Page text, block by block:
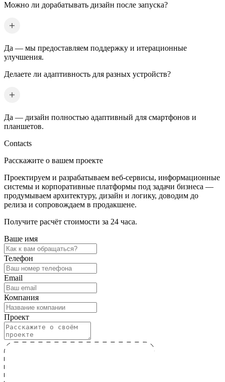
Можно ли дорабатывать дизайн после запуска?
Да — мы предоставляем поддержку и итерационные
улучшения.
Делаете ли адаптивность для разных устройств?
Да — дизайн полностью адаптивный для смартфонов и
планшетов.
Contacts
Расскажите о вашем проекте
Проектируем и разрабатываем веб-сервисы, информационные
системы и корпоративные платформы под задачи бизнеса —
продумываем архитектуру, дизайн и логику, доводим до
релиза и сопровождаем в продакшене.
Получите расчёт стоимости за 24 часа.
Ваше имя
Телефон
Email
Компания
Проект